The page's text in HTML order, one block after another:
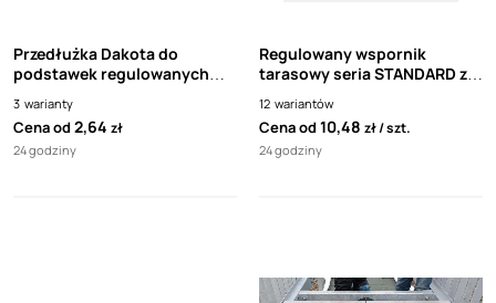
Przedłużka Dakota do
podstawek regulowanych
3 warianty
Cena od2,64 zł
24 godziny
Regulowany wspornik
tarasowy seria STANDARD z
adapterem do mocowania
legara lub płytki
12 wariantów
Cena od10,48 zł szt.
24 godziny